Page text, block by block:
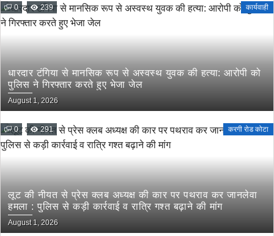
0 239 कार्यवाही
धारदार टंगिया से मानसिक रूप से अस्वस्थ युवक की हत्या: आरोपी को
पुलिस ने गिरफ्तार करते हुए भेजा जेल
August 1, 2026
0 291 करगी रोड कोटा
लूट की नीयत से प्रेस क्लब अध्यक्ष की कार पर पथराव कर जानलेवा
हमला : पुलिस से कड़ी कार्रवाई व रात्रि गश्त बढ़ाने की मांग
August 1, 2026